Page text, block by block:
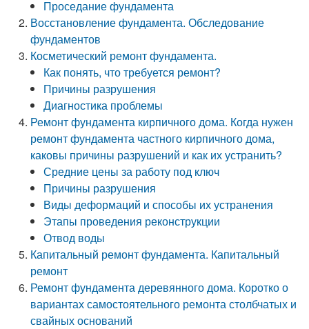
Проседание фундамента
Восстановление фундамента. Обследование
фундаментов
Косметический ремонт фундамента.
Как понять, что требуется ремонт?
Причины разрушения
Диагностика проблемы
Ремонт фундамента кирпичного дома. Когда нужен
ремонт фундамента частного кирпичного дома,
каковы причины разрушений и как их устранить?
Средние цены за работу под ключ
Причины разрушения
Виды деформаций и способы их устранения
Этапы проведения реконструкции
Отвод воды
Капитальный ремонт фундамента. Капитальный
ремонт
Ремонт фундамента деревянного дома. Коротко о
вариантах самостоятельного ремонта столбчатых и
свайных оснований